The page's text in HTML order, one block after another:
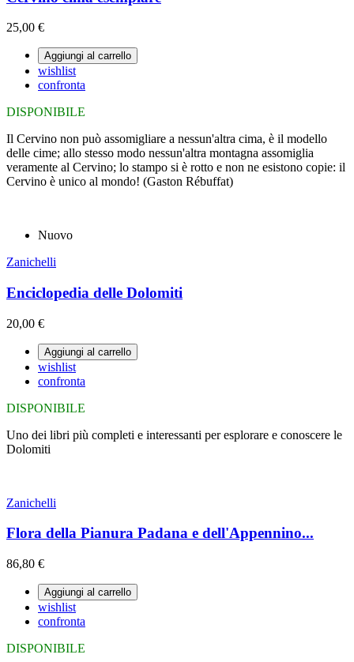
25,00 €
Aggiungi al carrello
wishlist
confronta
DISPONIBILE
Il Cervino non può assomigliare a nessun'altra cima, è il modello
delle cime; allo stesso modo nessun'altra montagna assomiglia
veramente al Cervino; lo stampo si è rotto e non ne esistono copie: il
Cervino è unico al mondo! (Gaston Rébuffat)
Nuovo
Zanichelli
Enciclopedia delle Dolomiti
20,00 €
Aggiungi al carrello
wishlist
confronta
DISPONIBILE
Uno dei libri più completi e interessanti per esplorare e conoscere le
Dolomiti
Zanichelli
Flora della Pianura Padana e dell'Appennino...
86,80 €
Aggiungi al carrello
wishlist
confronta
DISPONIBILE